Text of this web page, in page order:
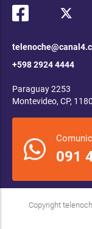
+598 2924 4444
Paraguay 2253
Montevideo, CP,
091
Copyright